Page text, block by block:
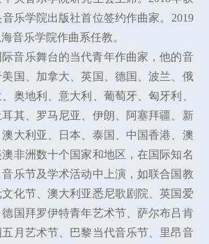
乐学院出版社首位签约作曲家。2019
音乐学院作曲系任教。
音乐舞台的当代青年作曲家，他的音
国、加拿大、英国、德国、波兰、俄
奥地利、意大利、葡萄牙、匈牙利、
其、罗马尼亚、伊朗、阿塞拜疆、新
大利亚、日本、泰国、中国香港、澳
非洲数十个国家和地区，在国际知名
乐节及学术活动中上演，如联合国教
化节、澳大利亚悉尼歌剧院、英国爱
国拜罗伊特青年艺术节、萨尔布吕肯
月艺术节、巴黎当代音乐节、里昂音